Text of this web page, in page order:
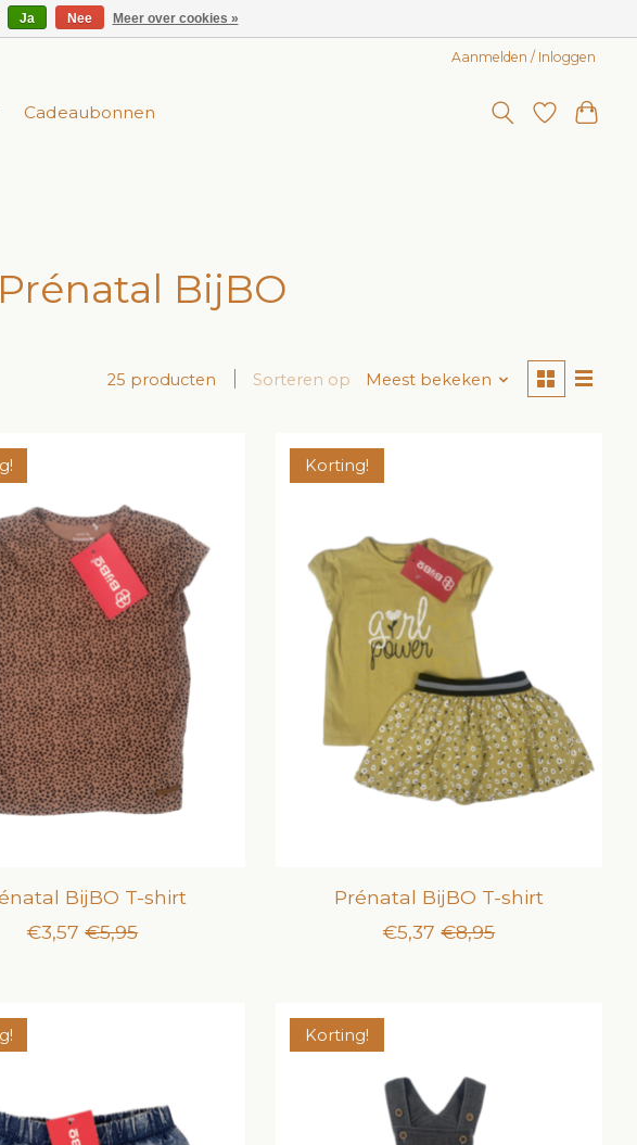
Aanmelden / Inloggen
Cadeaubonnen
BijBO
25 producten Sorteren op Meest bekeken
BijBO T-shirt
€3,57 €5,95
Korting!
Prénatal BijBO T-shirt
€5,37 €8,95
Korting!
Ja Nee Meer over cookies »